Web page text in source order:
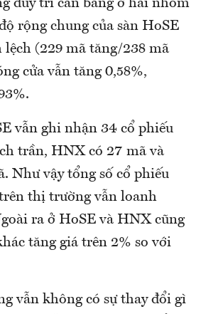
duy trì cân bằng ở hai nhóm
rộng chung của sàn HoSE
lệch (229 mã tăng/238 mã
cửa vẫn tăng 0,58%,
vẫn ghi nhận 34 cổ phiếu
trần, HNX có 27 mã và
Như vậy tổng số cổ phiếu
thị trường vẫn loanh
ra ở HoSE và HNX cũng
tăng giá trên 2% so với
vẫn không có sự thay đổi gì